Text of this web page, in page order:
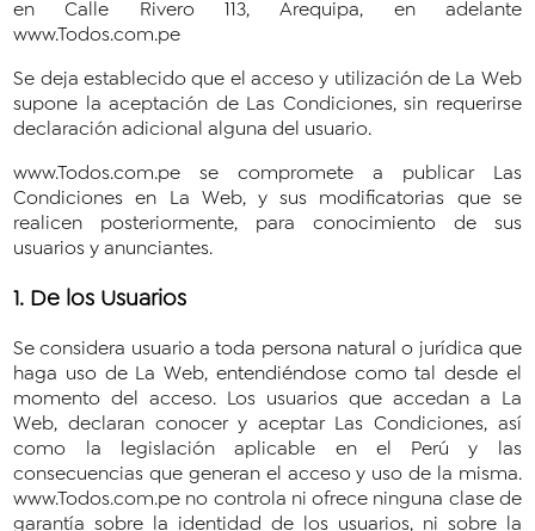
en Calle Rivero 113, Arequipa, en adelante
www.Todos.com.pe
Se deja establecido que el acceso y utilización de La Web
supone la aceptación de Las Condiciones, sin requerirse
declaración adicional alguna del usuario.
www.Todos.com.pe se compromete a publicar Las
Condiciones en La Web, y sus modificatorias que se
realicen posteriormente, para conocimiento de sus
usuarios y anunciantes.
1. De los Usuarios
Se considera usuario a toda persona natural o jurídica que
haga uso de La Web, entendiéndose como tal desde el
momento del acceso. Los usuarios que accedan a La
Web, declaran conocer y aceptar Las Condiciones, así
como la legislación aplicable en el Perú y las
consecuencias que generan el acceso y uso de la misma.
www.Todos.com.pe no controla ni ofrece ninguna clase de
garantía sobre la identidad de los usuarios, ni sobre la